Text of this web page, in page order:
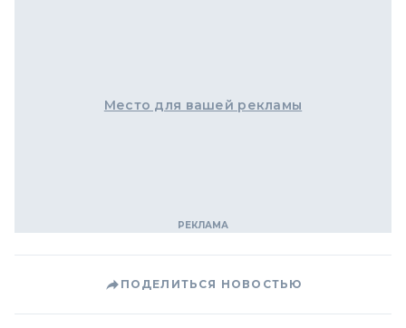
Место для вашей рекламы
ПОДЕЛИТЬСЯ НОВОСТЬЮ